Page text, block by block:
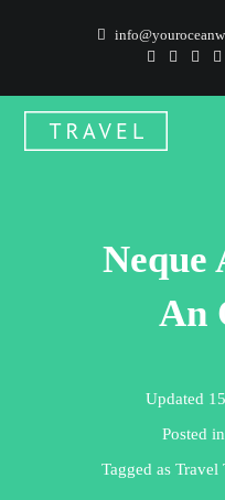
Neque
An
Updated
Posted in
Tagged as Travel